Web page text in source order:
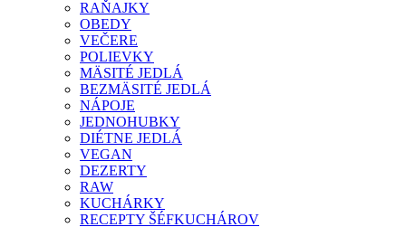
RAŇAJKY
OBEDY
VEČERE
POLIEVKY
MÄSITÉ JEDLÁ
BEZMÄSITÉ JEDLÁ
NÁPOJE
JEDNOHUBKY
DIÉTNE JEDLÁ
VEGAN
DEZERTY
RAW
KUCHÁRKY
RECEPTY ŠÉFKUCHÁROV